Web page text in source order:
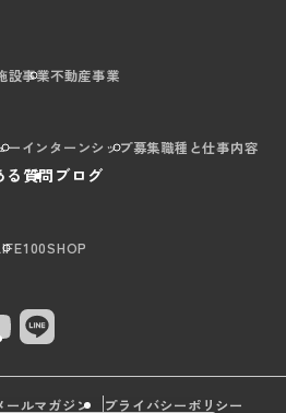
設事業不動産事業
ーインターンシップ募集職種と仕事内容
る質問 ブログ
100SHOP
ールマガジン プライバシーポリシー